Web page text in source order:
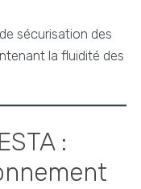
sécurisation des
la fluidité des
: